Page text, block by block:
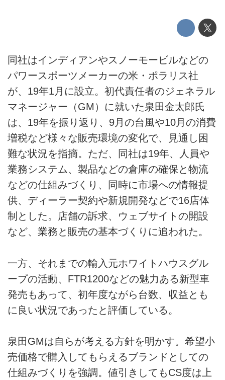
同社はインディアンやスノーモービルなどの
パワースポーツメーカーの米・ポラリス社
が、19年1月に設立。初代責任者のジェネラル
マネージャー（GM）に就いた泉田金太郎氏
は、19年を振り返り、9月の台風や10月の消費
増税など様々な販売環境の変化で、見通し困
難な状況を指摘。ただ、同社は19年、人員や
業務システム、製品などの倉庫の確保と物流
などの仕組みづくり、同時に市場への情報提
供、ディーラー契約や新規開発などで16店体
制とした。店舗の訴求、ウェブサイトの開設
など、業務と販売の基本づくりに追われた。
一方、それまでの輸入元ホワイトハウスグル
ープの活動、FTR1200などの魅力ある新型車
発売もあって、初年度ながら台数、収益とも
に良い状況であったと評価している。
泉田GMは自らが考える方針を明かす。希望小
売価格で購入してもらえるブランドとしての
仕組みづくりを強調。値引きしてもCS度は上